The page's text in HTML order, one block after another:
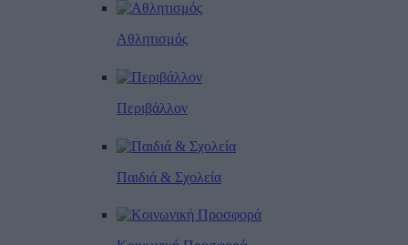
Αθλητισμός
Περιβάλλον
Παιδιά & Σχολεία